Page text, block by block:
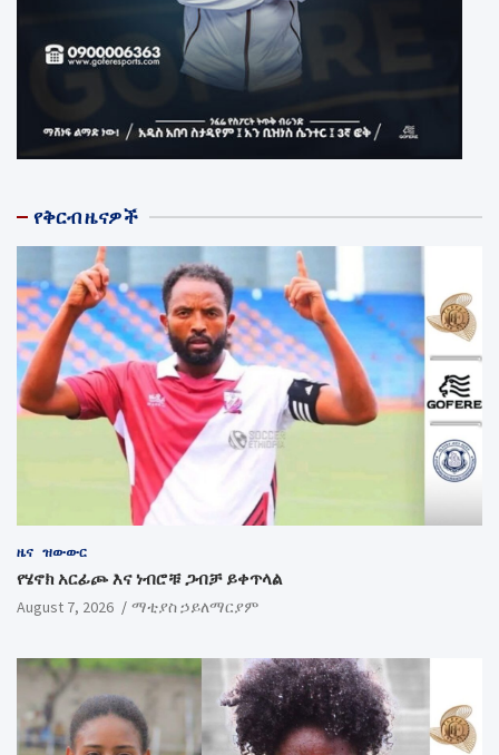
የቅርብ ዜናዎች
ዜና ዝውውር
የሄኖክ አርፊጮ እና ነብሮቹ ጋብቻ ይቀጥላል
August 7, 2026 ማቲያስ ኃይለማርያም